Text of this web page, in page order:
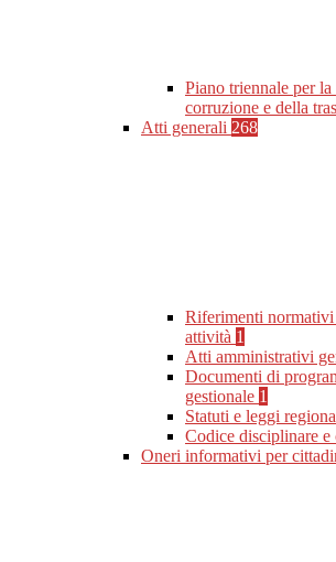
Piano triennale per
corruzione e della
Atti generali 268
Riferimenti normativi
attività 1
Atti amministrativi
Documenti di
gestionale 1
Statuti e leggi
Codice disciplinare e
Oneri informativi per